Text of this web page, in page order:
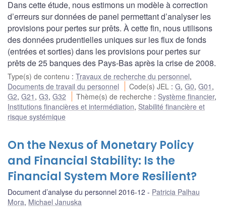
Dans cette étude, nous estimons un modèle à correction
d’erreurs sur données de panel permettant d’analyser les
provisions pour pertes sur prêts. À cette fin, nous utilisons
des données prudentielles uniques sur les flux de fonds
(entrées et sorties) dans les provisions pour pertes sur
prêts de 25 banques des Pays-Bas après la crise de 2008.
Type(s) de contenu : Travaux de recherche du personnel,
Documents de travail du personnel
Code(s) JEL :G,G0,G01 ,
G2, G21 , G3, G32 Thème(s) de recherche : Système financier,
Institutions financières et intermédiation, Stabilité financière et
risque systémique
On the Nexus of Monetary Policy
and Financial Stability: Is the
Financial System More Resilient?
Document d’analyse du personnel 2016-12
Patricia Palhau
Mora, Michael Januska